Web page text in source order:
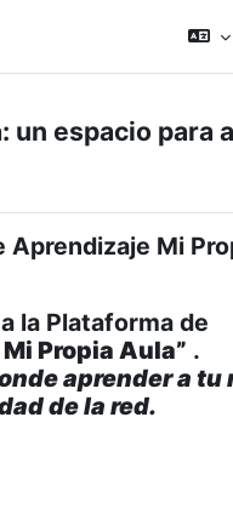
un espacio para
Aprendizaje Mi
la Plataforma de
Mi Propia Aula” .
aprender a tu
de la red.